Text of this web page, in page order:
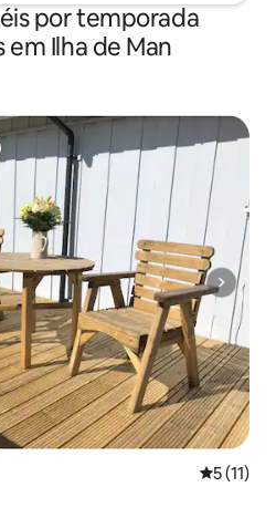
por temporada
Ilha de Man
5 de uma
5 (11)